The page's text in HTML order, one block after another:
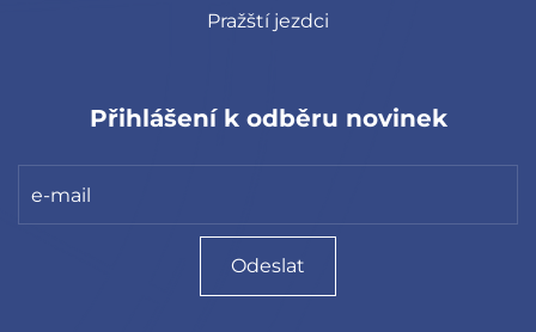
Pražští jezdci
Přihlášení k odběru novinek
Odeslat